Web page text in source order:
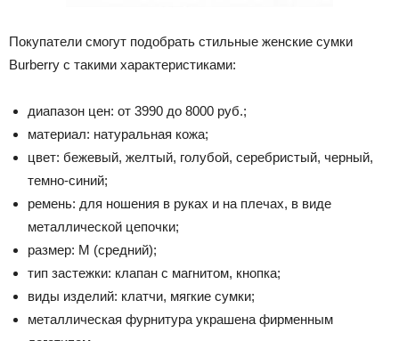
Покупатели смогут подобрать стильные женские сумки
Burberry с такими характеристиками:
диапазон цен: от 3990 до 8000 руб.;
материал: натуральная кожа;
цвет: бежевый, желтый, голубой, серебристый, черный,
темно-синий;
ремень: для ношения в руках и на плечах, в виде
металлической цепочки;
размер: М (средний);
тип застежки: клапан с магнитом, кнопка;
виды изделий: клатчи, мягкие сумки;
металлическая фурнитура украшена фирменным